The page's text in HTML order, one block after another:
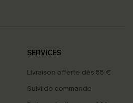
SERVICES
Livraison offerte dès 55 €
Suivi de commande